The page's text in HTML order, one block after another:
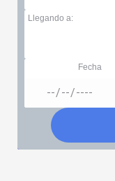
Llegando a:
Fecha